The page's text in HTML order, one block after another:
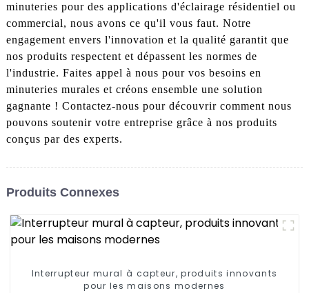
minuteries pour des applications d'éclairage résidentiel ou
commercial, nous avons ce qu'il vous faut. Notre
engagement envers l'innovation et la qualité garantit que
nos produits respectent et dépassent les normes de
l'industrie. Faites appel à nous pour vos besoins en
minuteries murales et créons ensemble une solution
gagnante ! Contactez-nous pour découvrir comment nous
pouvons soutenir votre entreprise grâce à nos produits
conçus par des experts.
Produits Connexes
Interrupteur mural à capteur, produits innovants
pour les maisons modernes